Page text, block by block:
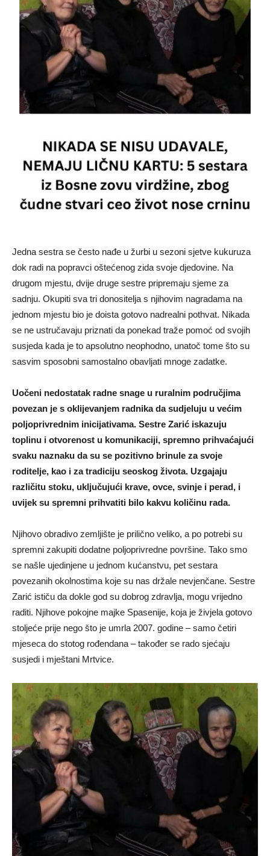
Jedna sestra se često nađe u žurbi u sezoni sjetve kukuruza
dok radi na popravci oštećenog zida svoje djedovine. Na
drugom mjestu, dvije druge sestre pripremaju sjeme za
sadnju. Okupiti sva tri donositelja s njihovim nagradama na
jednom mjestu bio je doista gotovo nadrealni pothvat. Nikada
se ne ustručavaju priznati da ponekad traže pomoć od svojih
susjeda kada je to apsolutno neophodno, unatoč tome što su
sasvim sposobni samostalno obavljati mnoge zadatke.
Uočeni nedostatak radne snage u ruralnim područjima
povezan je s oklijevanjem radnika da sudjeluju u većim
poljoprivrednim inicijativama. Sestre Zarić iskazuju
toplinu i otvorenost u komunikaciji, spremno prihvaćajući
svaku naznaku da su se pozitivno brinule za svoje
roditelje, kao i za tradiciju seoskog života. Uzgajaju
različitu stoku, uključujući krave, ovce, svinje i perad, i
uvijek su spremni prihvatiti bilo kakvu količinu rada.
Njihovo obradivo zemljište je prilično veliko, a po potrebi su
spremni zakupiti dodatne poljoprivredne površine. Tako smo
se našle ujedinjene u jednom kućanstvu, pet sestara
povezanih okolnostima koje su nas držale nevjenčane. Sestre
Zarić ističu da dokle god su dobrog zdravlja, mogu vrijedno
raditi. Njihove pokojne majke Spasenije, koja je živjela gotovo
stoljeće prije nego što je umrla 2007. godine – samo četiri
mjeseca do stotog rođendana – također se rado sjećaju
susjedi i mještani Mrtvice.